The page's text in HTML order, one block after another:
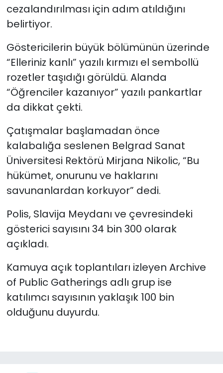
cezalandırılması için adım atıldığını
belirtiyor.
Göstericilerin büyük bölümünün üzerinde
“Elleriniz kanlı” yazılı kırmızı el sembollü
rozetler taşıdığı görüldü. Alanda
“Öğrenciler kazanıyor” yazılı pankartlar
da dikkat çekti.
Çatışmalar başlamadan önce
kalabalığa seslenen Belgrad Sanat
Üniversitesi Rektörü Mirjana Nikolic, “Bu
hükümet, onurunu ve haklarını
savunanlardan korkuyor” dedi.
Polis, Slavija Meydanı ve çevresindeki
gösterici sayısını 34 bin 300 olarak
açıkladı.
Kamuya açık toplantıları izleyen Archive
of Public Gatherings adlı grup ise
katılımcı sayısının yaklaşık 100 bin
olduğunu duyurdu.